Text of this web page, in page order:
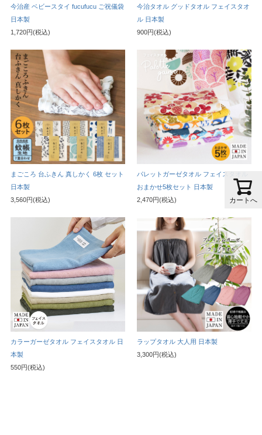
今治産 ベビースタイ fucufucu ご祝儀袋
日本製
1,720円(税込)
今治タオル グッドタオル フェイスタオ
ル 日本製
900円(税込)
まごころ 台ふきん 真しかく 6枚 セット
日本製
3,560円(税込)
パレットガーゼタオル フェイスタオル
おまかせ5枚セット 日本製
2,470円(税込)
カラーガーゼタオル フェイスタオル 日
本製
550円(税込)
ラップタオル 大人用 日本製
3,300円(税込)
カートへ